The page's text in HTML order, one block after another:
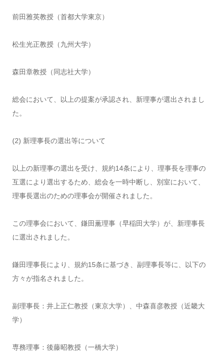
前田雅英教授（首都大学東京）
松生光正教授（九州大学）
森田章教授（同志社大学）
総会において、以上の提案が承認され、新理事が選出されまし
た。
(2) 新理事長の選出等について
以上の新理事の選出を受け、規約14条により、理事長を理事の
互選により選出するため、総会を一時中断し、別室において、
理事長選出のための理事会が開催されました。
この理事会において、鎌田薫理事（早稲田大学）が、新理事長
に選出されました。
鎌田理事長により、規約15条に基づき、副理事長等に、以下の
方々が指名されました。
副理事長：井上正仁教授（東京大学）、中森喜彦教授（近畿大
学）
専務理事：後藤昭教授（一橋大学）